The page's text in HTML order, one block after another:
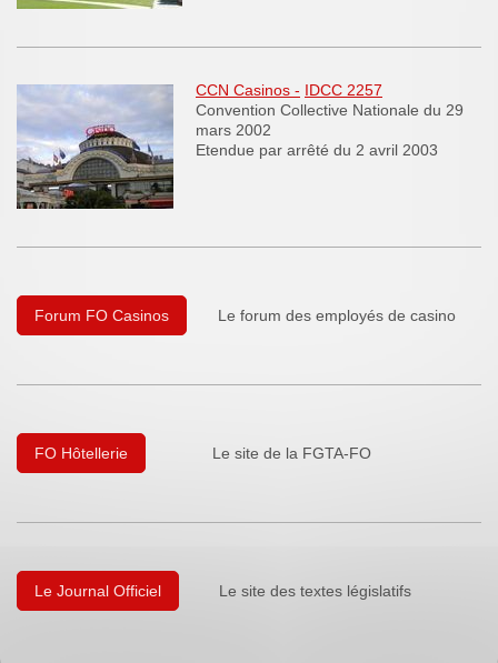
CCN Casinos - IDCC 2257
Convention Collective Nationale du 29
mars 2002
Etendue par arrêté du 2 avril 2003
Forum FO Casinos Le forum des employés de casino
FO Hôtellerie Le site de la FGTA-FO
Le Journal Officiel Le site des textes législatifs